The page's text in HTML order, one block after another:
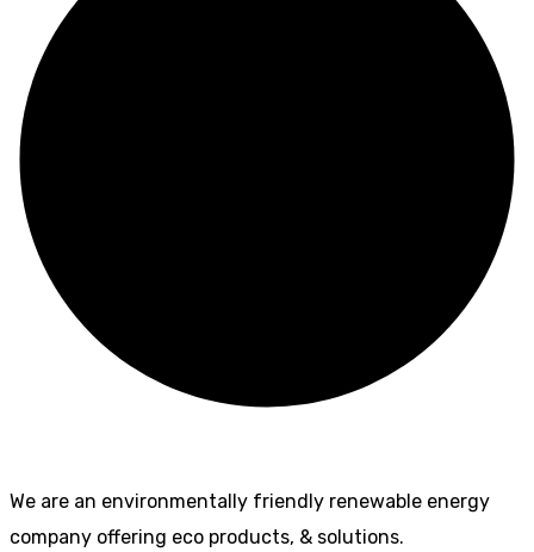
We are an environmentally friendly renewable energy
company offering eco products, & solutions.